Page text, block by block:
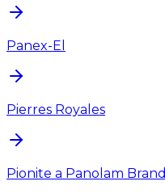
Panex-El
Pierres Royales
Pionite a Panolam Brand